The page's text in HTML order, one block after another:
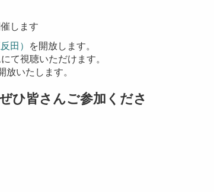
します
田） を開放します。
視聴いただけます。
いたします。
ひ皆さんご参加くださ